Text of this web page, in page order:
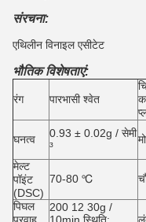
संरचना:
एथिलीन विनाइल एसीटेट
भौतिक विशेषताएं:
रंग पारभासी श्वेत
घनत्व
0.93 ± 0.02g / सेमी
³
मेल्ट
पॉइंट
(DSC)
70-80 ℃
पिघल
200 12 30g /